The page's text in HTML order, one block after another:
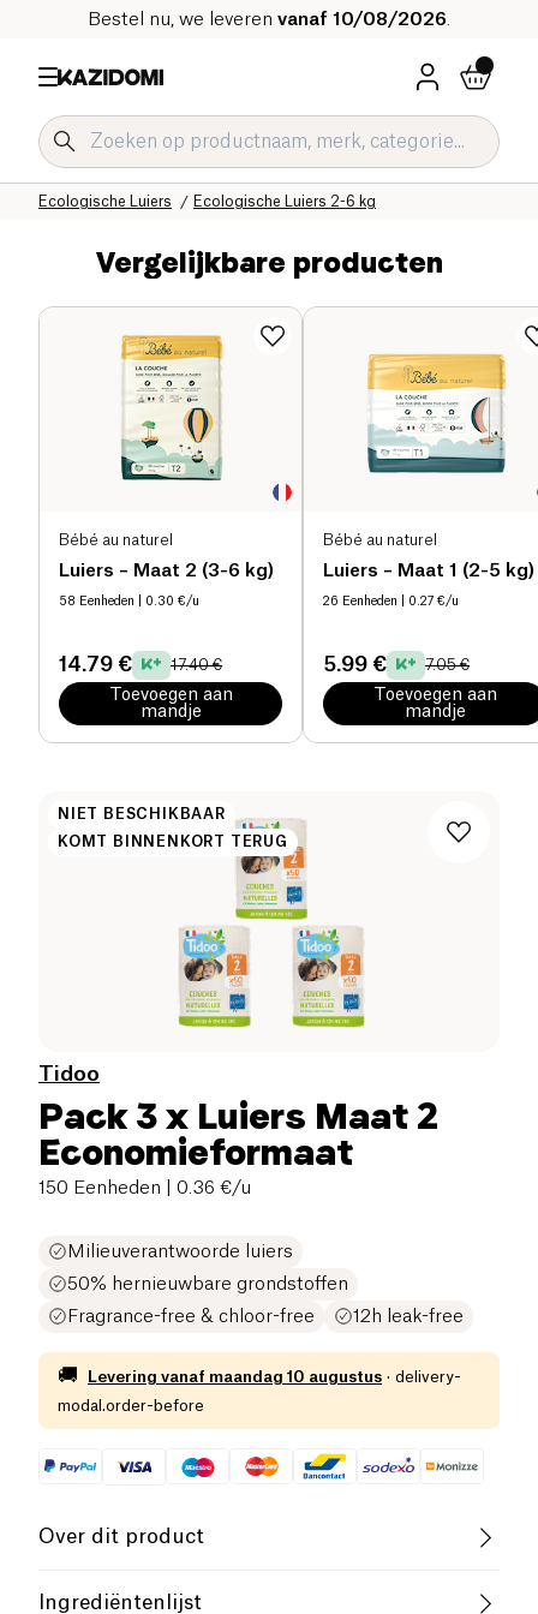
Bestel nu, we leveren vanaf 10/08/2026
Ecologische Luiers 2-6 kg
Ecologische Luiers
Baby & Kind
Onze biologische catalogus
Home
Vergelijkbare producten
Bébé au naturel
Luiers – Maat 2 (3-6 kg)
58 Eenheden | 0.30 €/u
14.79 € 17.40 €
Toevoegen aan
mandje
Bébé au naturel
Luiers – Maat 1 (2-5 kg)
26 Eenheden | 0.27 €/u
5.99 € 7.05 €
Toevoegen aan
mandje
NIET BESCHIKBAAR
KOMT BINNENKORT TERUG
Tidoo
Pack 3 x Luiers Maat 2
Economieformaat
150 Eenheden | 0.36 €/u
Milieuverantwoorde luiers
50% hernieuwbare grondstoffen
Fragrance-free & chloor-free
12h leak-free
🚚 Levering vanaf maandag 10 augustus · delivery-
modal.order-before
Over dit product
Ingrediëntenlijst